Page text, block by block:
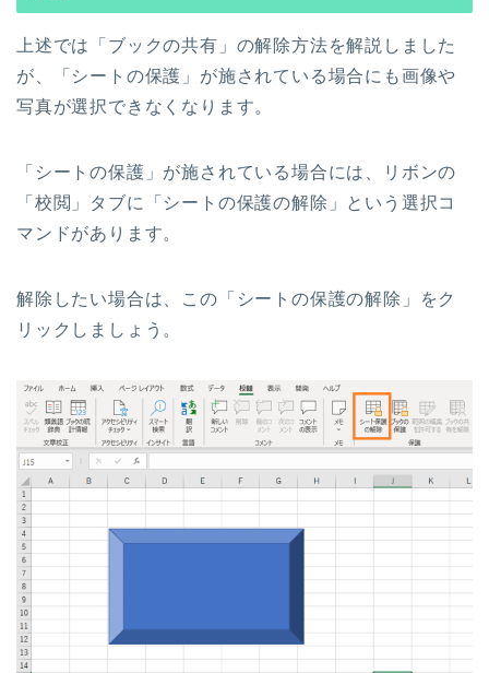
上述では「ブックの共有」の解除方法を解説しました
が、「シートの保護」が施されている場合にも画像や
写真が選択できなくなります。
「シートの保護」が施されている場合には、リボンの
「校閲」タブに「シートの保護の解除」という選択コ
マンドがあります。
解除したい場合は、この「シートの保護の解除」をク
リックしましょう。